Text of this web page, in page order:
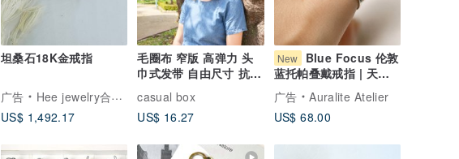
坦桑石18K金戒指
广告
Hee jewelry合一轻珠宝
US$ 1,492.17
毛圈布 窄版 高弹力 头
巾式发带 自由尺寸 抗菌
casual box
US$ 16.27
New
Blue Focus 伦敦
蓝托帕叠戴戒指 | 天然
托帕石 925银可调节戒
指广告
Auralite Atelier
US$ 68.00